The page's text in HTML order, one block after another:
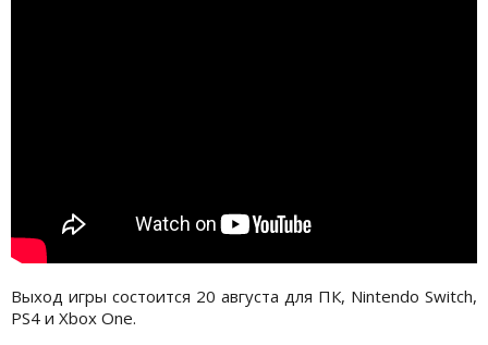
Выход игры состоится 20 августа для ПК, Nintendo Switch,
PS4 и Xbox One.